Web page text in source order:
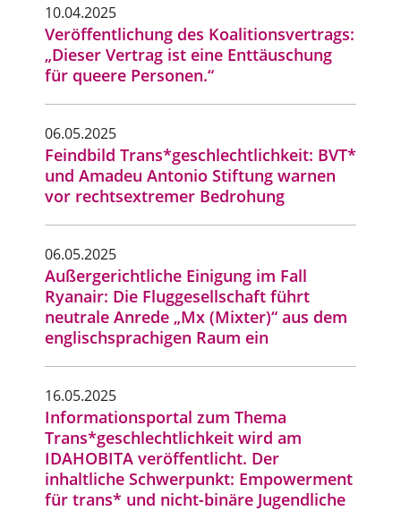
10.04.2025
Veröffentlichung des Koalitionsvertrags:
„Dieser Vertrag ist eine Enttäuschung
für queere Personen.“
06.05.2025
Feindbild Trans*geschlechtlichkeit: BVT*
und Amadeu Antonio Stiftung warnen
vor rechtsextremer Bedrohung
06.05.2025
Außergerichtliche Einigung im Fall
Ryanair: Die Fluggesellschaft führt
neutrale Anrede „Mx (Mixter)“ aus dem
englischsprachigen Raum ein
16.05.2025
Informationsportal zum Thema
Trans*geschlechtlichkeit wird am
IDAHOBITA veröffentlicht. Der
inhaltliche Schwerpunkt: Empowerment
für trans* und nicht-binäre Jugendliche